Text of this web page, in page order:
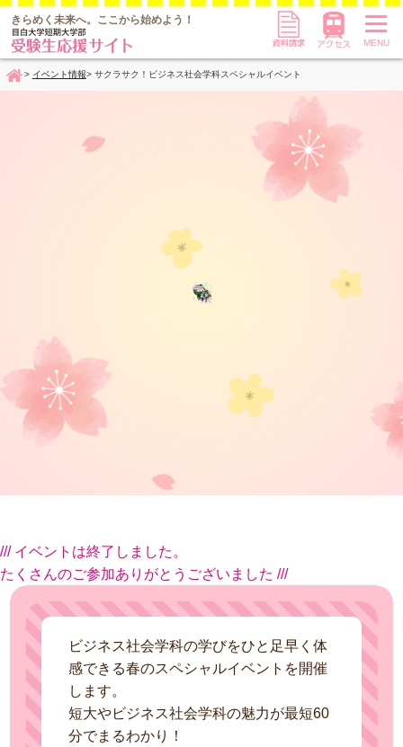
きらめく未来へ。 ここから始めよう！
MENU
資料請求 アクセス
Home
イベント情報 サクラサク！ビジネス社会学科スペシャルイベント
/// イベントは終了しました。
たくさんのご参加ありがとうございました ///
ビジネス社会学科の学びをひと足早く体
感できる春のスペシャルイベントを開催
します。
短大やビジネス社会学科の魅力が最短60
分でまるわかり！